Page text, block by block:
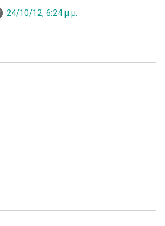
24/10/12, 6:24 μ.μ.